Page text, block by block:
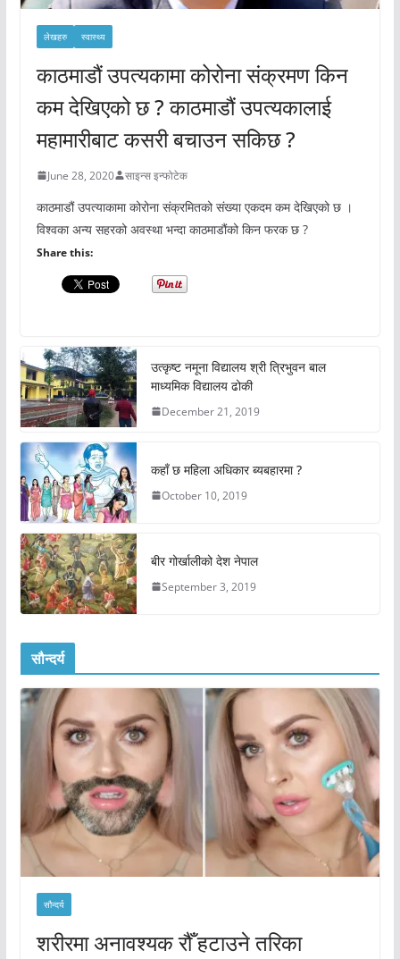
लेखहरु स्वास्थ्य
काठमाडौं उपत्यकामा कोरोना संक्रमण किन
कम देखिएको छ ? काठमाडौं उपत्यकालाई
महामारीबाट कसरी बचाउन सकिछ ?
June 28, 2020 साइन्स इन्फोटेक
काठमाडौं उपत्याकामा कोरोना संक्रमितको संख्या एकदम कम देखिएको छ ।
विश्वका अन्य सहरको अवस्था भन्दा काठमाडौंको किन फरक छ ?
Share this:
उत्कृष्ट नमूना विद्यालय श्री त्रिभुवन बाल
माध्यमिक विद्यालय ढोकी
December 21, 2019
कहाँ छ महिला अधिकार ब्यबहारमा ?
October 10, 2019
बीर गोर्खालीको देश नेपाल
September 3, 2019
सौन्दर्य
सौन्दर्य
शरीरमा अनावश्यक रौँ हटाउने तरिका